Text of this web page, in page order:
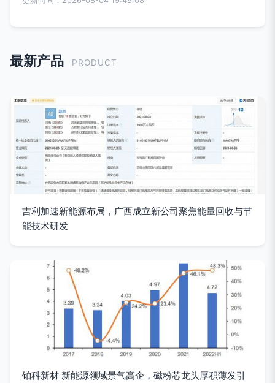
最新产品 PRODUCT
吉利加速新能源布局，广西成立新公司聚焦能量回收与节
能技术研发
铂科新材 新能源领域景气高企，磁粉芯龙头厚积薄发引